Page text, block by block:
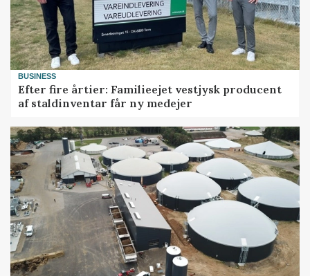
BUSINESS
Efter fire årtier: Familieejet vestjysk producent
af staldinventar får ny medejer